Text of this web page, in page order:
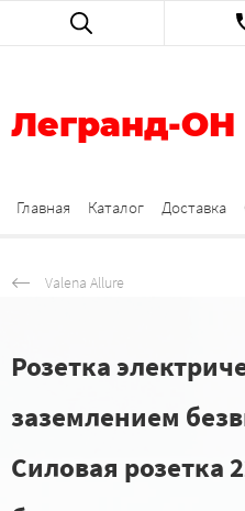
Легранд-ОН
Главная Каталог Доставка
Valena Allure
Розетка
заземлением
Силовая розетка